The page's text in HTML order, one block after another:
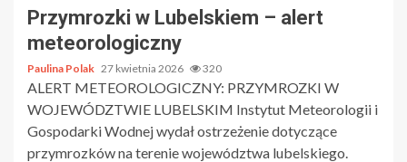
Przymrozki w Lubelskiem – alert
meteorologiczny
Paulina Polak 27 kwietnia 2026 320
ALERT METEOROLOGICZNY: PRZYMROZKI W
WOJEWÓDZTWIE LUBELSKIM Instytut Meteorologii i
Gospodarki Wodnej wydał ostrzeżenie dotyczące
przymrozków na terenie województwa lubelskiego.